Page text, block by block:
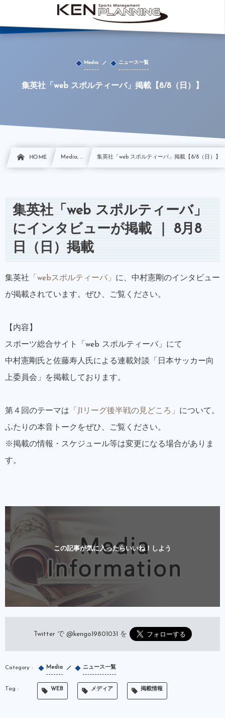
Media ニュース一覧
集英社「web スポルティーバ」掲載【8/8（日）】
HOME Media, … 集英社「web スポルティーバ」掲載【8/8（日）】
集英社「web スポルティーバ」
にインタビューが掲載 ｜ 8月8
日（日）掲載
集英社 「webスポルティーバ」 に、中村憲剛のインタビュー
が掲載されています。ぜひ、ご覧ください。
【内容】
スポーツ総合サイト「web スポルティーバ」にて
中村憲剛氏と佐藤寿人氏による連載対談「日本サッカー向
上委員会」を掲載しております。
第４回のテーマは 「J1リーグ後半戦の見どころ」 について。
ふたりの本音トークをぜひ、ご覧ください。
※掲載の情報・スケジュール等は変更になる場合がありま
す。
この記事が気に入ったらいいね！しよう
Twitter で @kengo19801031 を
Media ニュース一覧
WEB メディア 掲載情報